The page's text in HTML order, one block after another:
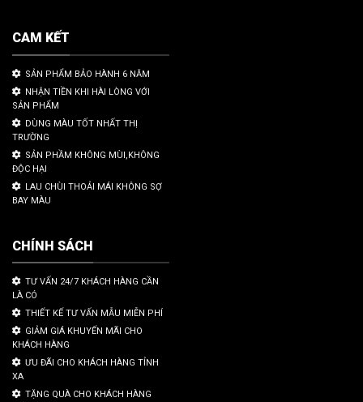
CAM KẾT
SẢN PHẨM BẢO HÀNH 6 NĂM
NHẬN TIỀN KHI HÀI LÒNG VỚI
SẢN PHẨM
DÙNG MÀU TỐT NHẤT THỊ
TRƯỜNG
SẢN PHẦM KHÔNG MÙI,KHÔNG
ĐỘC HẠI
LAU CHÙI THOẢI MÁI KHÔNG SỢ
BAY MÀU
CHÍNH SÁCH
TƯ VẤN 24/7 KHÁCH HÀNG CẦN
LÀ CÓ
THIẾT KẾ TƯ VẤN MẪU MIỄN PHÍ
GIẢM GIÁ KHUYẾN MÃI CHO
KHÁCH HÀNG
ƯU ĐÃI CHO KHÁCH HÀNG TỈNH
XA
TẶNG QUÀ CHO KHÁCH HÀNG